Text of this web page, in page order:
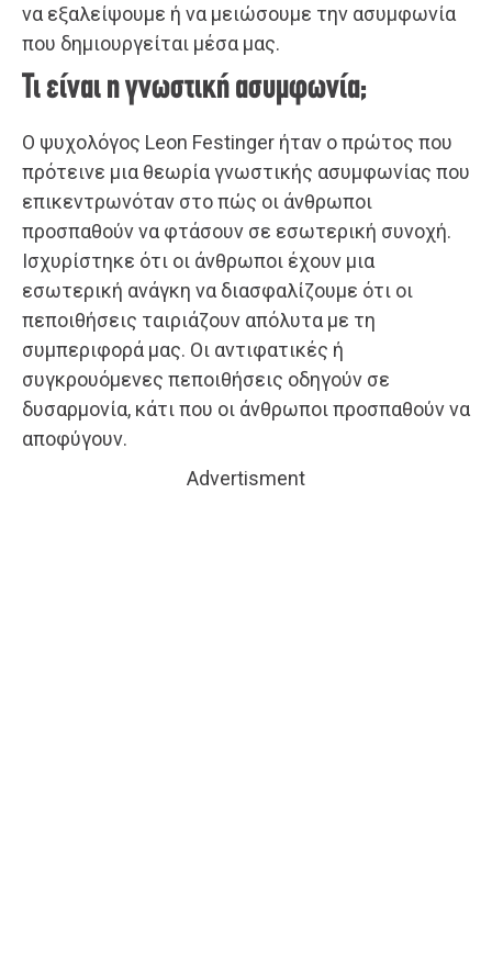
να εξαλείψουμε ή να μειώσουμε την ασυμφωνία
που δημιουργείται μέσα μας.
Τι είναι η γνωστική ασυμφωνία;
Ο ψυχολόγος Leon Festinger ήταν ο πρώτος που
πρότεινε μια θεωρία γνωστικής ασυμφωνίας που
επικεντρωνόταν στο πώς οι άνθρωποι
προσπαθούν να φτάσουν σε εσωτερική συνοχή.
Ισχυρίστηκε ότι οι άνθρωποι έχουν μια
εσωτερική ανάγκη να διασφαλίζουμε ότι οι
πεποιθήσεις ταιριάζουν απόλυτα με τη
συμπεριφορά μας. Οι αντιφατικές ή
συγκρουόμενες πεποιθήσεις οδηγούν σε
δυσαρμονία, κάτι που οι άνθρωποι προσπαθούν να
αποφύγουν.
Advertisment